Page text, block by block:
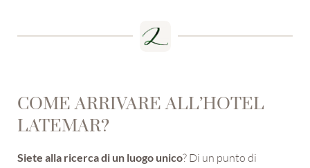
COME ARRIVARE ALL’HOTEL
LATEMAR?
Siete alla ricerca di un luogo unico? Di un punto di
ISCRIVITI ORA